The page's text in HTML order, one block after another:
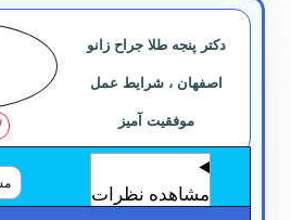
دکتر پنجه طلا جراح زانو
اصفهان ، شرایط عمل
موفقیت آمیز
مشاهده نظرات
مشاهده